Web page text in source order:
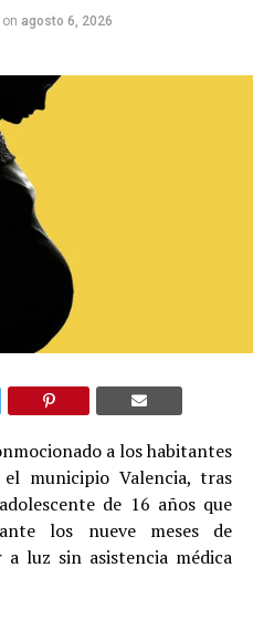
on agosto 6, 2026
a los habitantes
municipio Valencia, tras
de 16 años que
los nueve meses de
luz sin asistencia médica